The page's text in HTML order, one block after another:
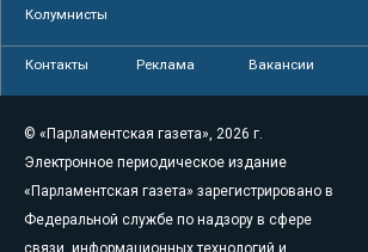
Колумнисты
Контакты Реклама Вакансии
© «Парламентская газета», 2026 г.
Электронное периодическое издание
«Парламентская газета» зарегистрировано в
Федеральной службе по надзору в сфере
связи, информационных технологий и